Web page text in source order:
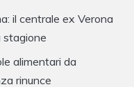
il centrale ex Verona
stagione
alimentari da
rinunce